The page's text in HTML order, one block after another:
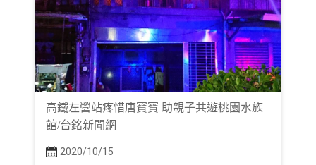
高鐵左營站疼惜唐寶寶 助親子共遊桃園水族
館/台銘新聞網
2020/10/15